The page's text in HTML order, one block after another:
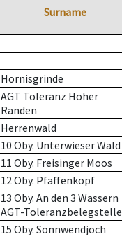
Surname
Hornisgrinde
AGT Toleranz Hoher
Randen
Herrenwald
10 Oby. Unterwieser Wald
11 Oby. Freisinger Moos
12 Oby. Pfaffenkopf
13 Oby. An den 3 Wassern
AGT-Toleranzbelegstelle
15 Oby. Sonnwendjoch